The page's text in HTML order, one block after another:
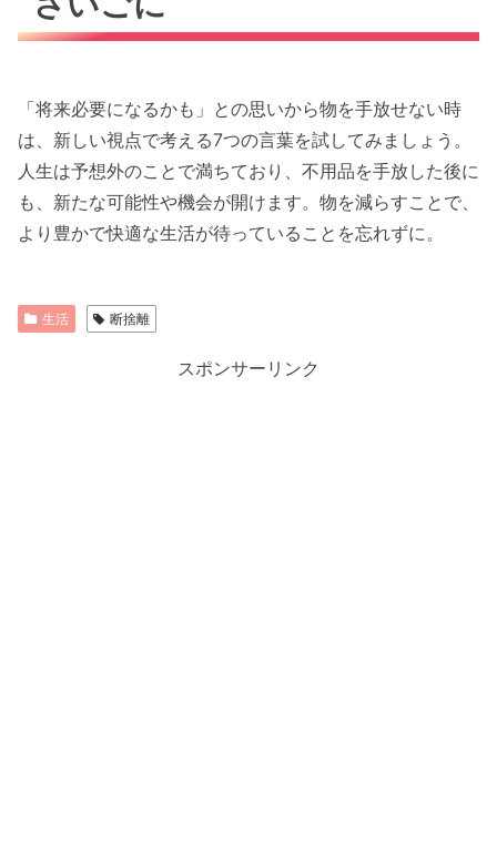
「将来必要になるかも」との思いから物を手放せない時
は、新しい視点で考える7つの言葉を試してみましょう。
人生は予想外のことで満ちており、不用品を手放した後に
も、新たな可能性や機会が開けます。物を減らすことで、
より豊かで快適な生活が待っていることを忘れずに。
生活 断捨離
スポンサーリンク